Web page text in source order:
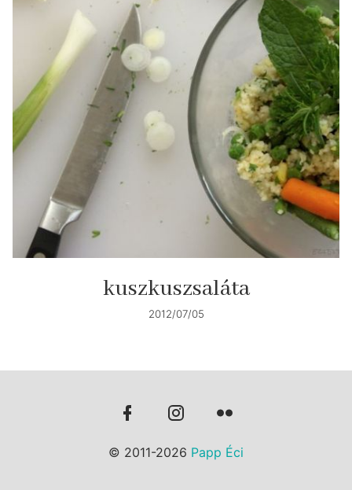
kuszkuszsaláta
2012/07/05
© 2011-2026 Papp Éci